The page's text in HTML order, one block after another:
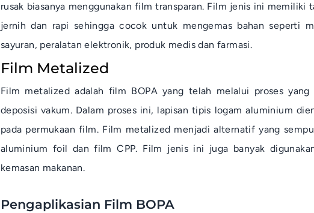
rusak biasanya menggunakan film transparan. Film jenis ini memiliki
jernih dan rapi sehingga cocok untuk mengemas bahan seperti
sayuran, peralatan elektronik, produk medis dan farmasi.
Film Metalized
Film metalizedadalah film BOPA yang telah melalui proses yang
deposisi vakum. Dalam proses ini, lapisan tipis logam aluminium
pada permukaan film. Film metalized menjadi alternatif yang
aluminium foil dan film CPP. Film jenis ini juga banyak
kemasan makanan.
Pengaplikasian Film BOPA